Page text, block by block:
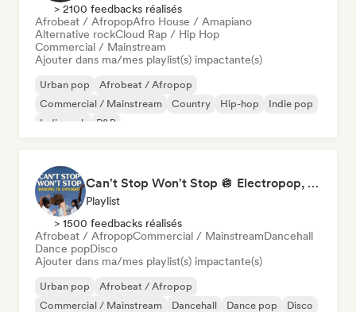
> 2100 feedbacks réalisés
Afrobeat / AfropopAfro House / Amapiano
Alternative rockCloud Rap / Hip Hop
Commercial / Mainstream
Ajouter dans ma/mes playlist(s) impactante(s)
Urban pop
Afrobeat / Afropop
Commercial / Mainstream
Country Hip-hop
Indie pop
Indie rock
R&B
Can't Stop Won't Stop 🪩 Electropop, Dance-Pop & Nu Disco
Playlist
> 1500 feedbacks réalisés
Afrobeat / AfropopCommercial / MainstreamDancehall
Dance popDisco
Ajouter dans ma/mes playlist(s) impactante(s)
Urban pop
Afrobeat / Afropop
Commercial / Mainstream
Dancehall Dance pop
Disco